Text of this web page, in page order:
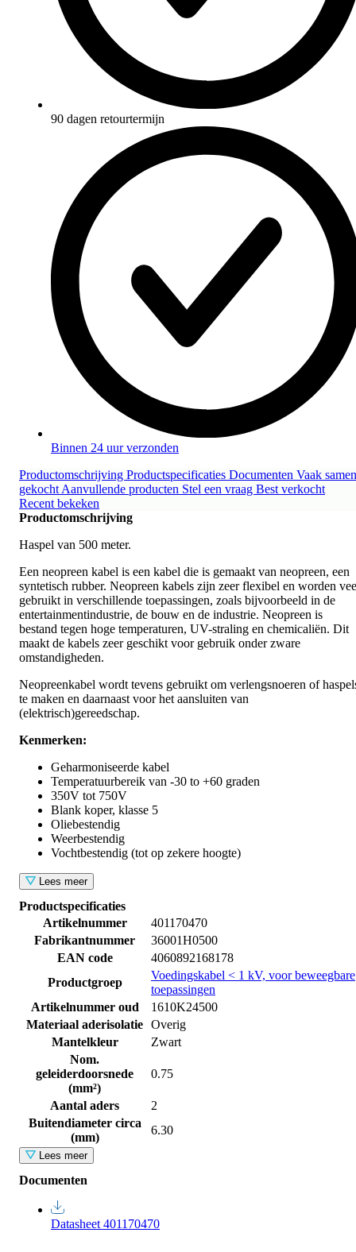
90 dagen retourtermijn
Binnen 24 uur verzonden
Productomschrijving Productspecificaties Documenten Vaak samen
gekocht Aanvullende producten Stel een vraag Best verkocht
Recent bekeken
Productomschrijving
Haspel van 500 meter.
Een neopreen kabel is een kabel die is gemaakt van neopreen, een
syntetisch rubber. Neopreen kabels zijn zeer flexibel en worden
gebruikt in verschillende toepassingen, zoals bijvoorbeeld in de
entertainmentindustrie, de bouw en de industrie. Neopreen is
bestand tegen hoge temperaturen, UV-straling en chemicaliën. Dit
maakt de kabels zeer geschikt voor gebruik onder zware
omstandigheden.
Neopreenkabel wordt tevens gebruikt om verlengsnoeren of
te maken en daarnaast voor het aansluiten van
(elektrisch)gereedschap.
Kenmerken:
Geharmoniseerde kabel
Temperatuurbereik van -30 to +60 graden
350V tot 750V
Blank koper, klasse 5
Oliebestendig
Weerbestendig
Vochtbestendig (tot op zekere hoogte)
Lees meer
Productspecificaties
Artikelnummer
401170470
Fabrikantnummer
36001H0500
EAN code
4060892168178
Productgroep
Voedingskabel < 1 kV, voor beweegbare
toepassingen
Artikelnummer oud
1610K24500
Materiaal aderisolatie Overig
Mantelkleur
Zwart
Nom.
geleiderdoorsnede
(mm²)
0.75
Aantal aders
2
Buitendiameter circa
(mm)
6.30
Lees meer
Documenten
Datasheet 401170470